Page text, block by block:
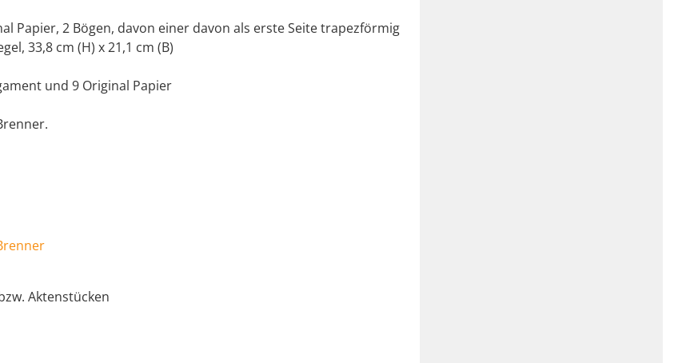
Papier, 2 Bögen, davon einer davon als erste Seite trapezförmig
33,8 cm (H) x 21,1 cm (B)
und 9 Original Papier
Aktenstücken